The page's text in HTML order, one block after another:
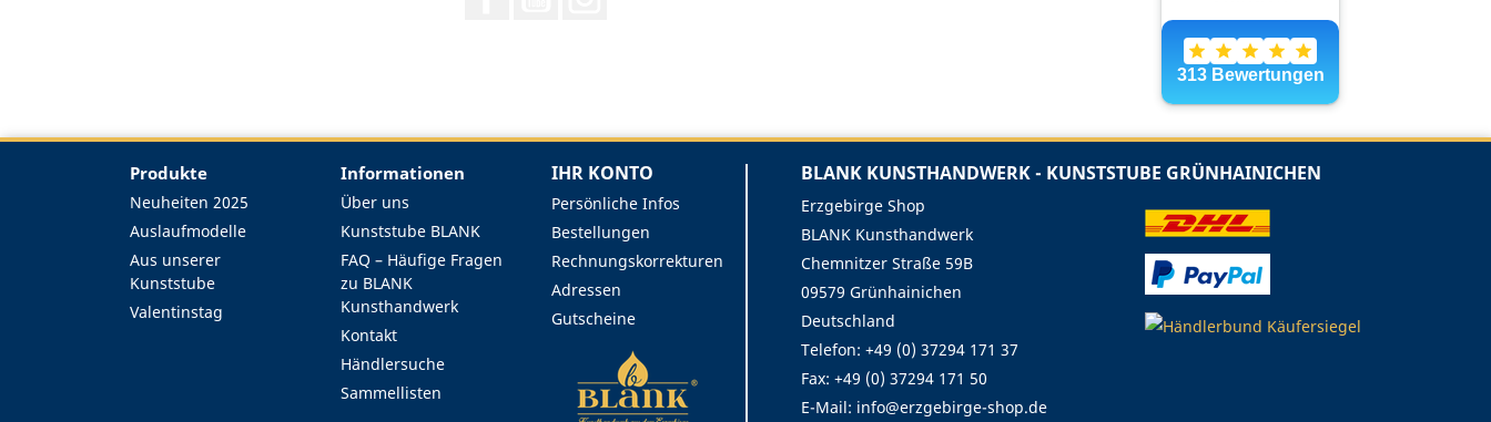
Produkte
Neuheiten 2025
Auslaufmodelle
Aus unserer
Kunststube
Valentinstag
Informationen
Über uns
Kunststube BLANK
FAQ – Häufige Fragen
zu BLANK
Kunsthandwerk
Kontakt
Händlersuche
Sammellisten
IHR KONTO
Persönliche Infos
Bestellungen
Rechnungskorrekturen
Adressen
Gutscheine
BLANK KUNSTHANDWERK - KUNSTSTUBE GRÜNHAINICHEN
Erzgebirge Shop
BLANK Kunsthandwerk
Chemnitzer Straße 59B
09579 Grünhainichen
Deutschland
Telefon: +49 (0) 37294 171 37
Fax: +49 (0) 37294 171 50
E-Mail: info@erzgebirge-shop.de